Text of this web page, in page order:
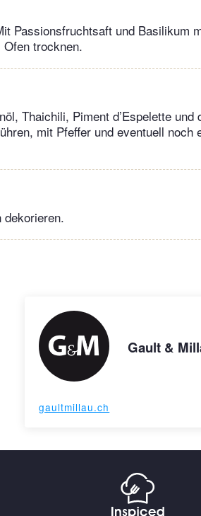
Passionsfruchtsaft und Basilikum
Ofen trocknen.
Thaichili, Piment d’Espelette
mit Pfeffer und eventuell noch
Gault &
gaultmillau.ch